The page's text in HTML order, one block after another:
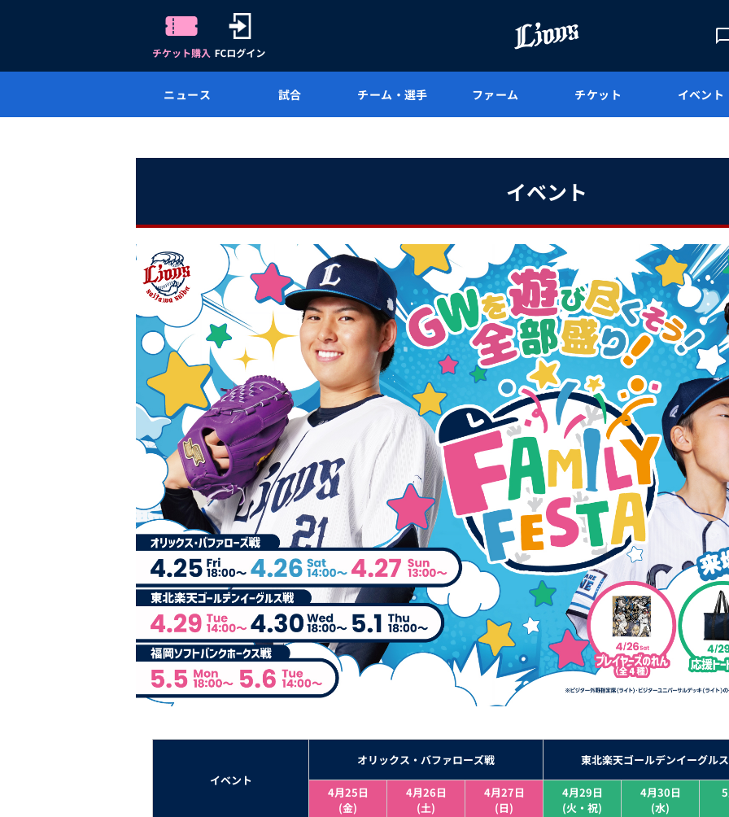
ニュース 試合 チーム・選手 ファーム チケット イベント
イベント
イベント
オリックス・バファローズ戦 東北楽天ゴールデンイーグル
4月25日
(金)
4月26日
(土)
4月27日
(日)
4月29日
(火・祝)
4月30日
(水)